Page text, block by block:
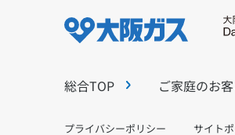
総合TOP ご家庭のお
プライバシーポリシー サイト